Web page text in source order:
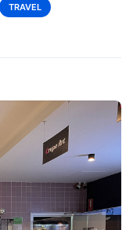
TRAVEL